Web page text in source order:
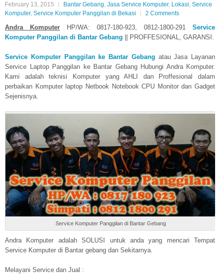
February 13, 2015 Bantar Gebang Jasa Service Komputer, Lokasi Service
Komputer, Service Komputer Panggilan di Bekasi 2 Comments
Andra Komputer HP/WA: 0817-180-923, 0812-1800-291 Service
Komputer Panggilan di Bantar Gebang || PROFFESIONAL, GARANSI.
Service Komputer Panggilan ke Bantar Gebang atau Jasa Layanan
Service Laptop Panggilan ke Bantar Gebang Hubungi Andra Komputer.
Kami adalah teknisi Komputer yang AHLI dan Proffesional dalam
perbaikan Komputer laptop Netbook Notebook CPU Monitor dan Gadget
Sejenisnya.
Service Komputer Panggilan di Bantar Gebang
Andra Komputer adalah SOLUSI untuk anda yang mencari Tempat
Service Komputer di Bantar gebang dan Sekitarnya.
Melayani Service dan Jual :